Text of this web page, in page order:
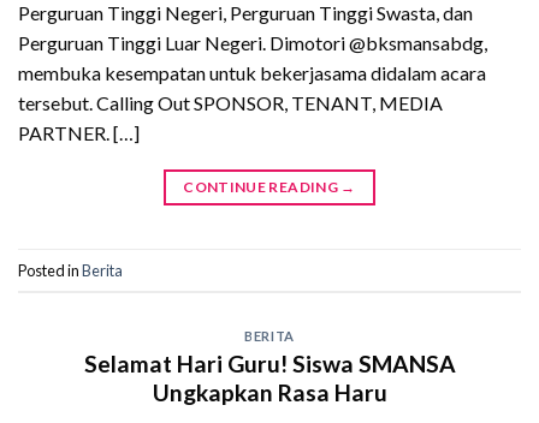
Perguruan Tinggi Negeri, Perguruan Tinggi Swasta, dan
Perguruan Tinggi Luar Negeri. Dimotori @bksmansabdg,
membuka kesempatan untuk bekerjasama didalam acara
tersebut. Calling Out SPONSOR, TENANT, MEDIA
PARTNER. […]
CONTINUE READING →
Posted inBerita
BERITA
Selamat Hari Guru! Siswa SMANSA
Ungkapkan Rasa Haru